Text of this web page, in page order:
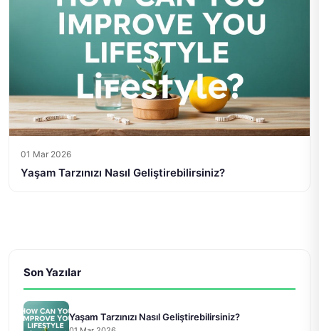
01 Mar 2026
Yaşam Tarzınızı Nasıl Geliştirebilirsiniz?
Son Yazılar
Yaşam Tarzınızı Nasıl Geliştirebilirsiniz?